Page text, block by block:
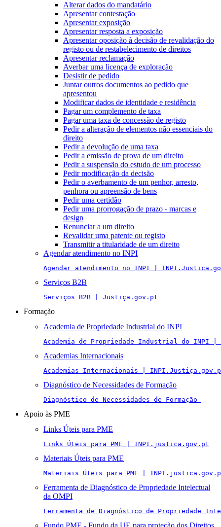
Alterar dados do mandatário
Apresentar contestação
Apresentar exposição
Apresentar resposta a exposição
Apresentar oposição à decisão de revalidação do
registo ou de restabelecimento de direitos
Apresentar reclamação
Averbar uma licença de exploração
Desistir de pedido
Juntar outros documentos ao pedido que
apresentou
Modificar dados de identidade e residência
Pagar um complemento de taxa
Pagar uma taxa de concessão de registo
Pedir a alteração de elementos não essenciais do
direito
Pedir a devolução de uma taxa
Pedir a emissão de prova de um direito
Pedir a suspensão do estudo de um processo
Pedir modificação da decisão
Pedir o averbamento de um penhor, arresto,
penhora ou apreensão de bens
Pedir uma certidão
Pedir uma prorrogação de prazo - marcas e
design
Renunciar a um direito
Revalidar uma patente ou registo
Transmitir a titularidade de um direito
Agendar atendimento no INPI
Agendar atendimento no INPI |
Serviços B2B
Serviços B2B | Justiça.gov.pt
Formação
Academia de Propriedade Industrial do INPI
Academia de Propriedade Industrial do INPI
Academias Internacionais
Academias Internacionais |
Diagnóstico de Necessidades de Formação
Diagnóstico de Necessidades de Formação
Apoio às PME
Links Úteis para PME
Links Úteis para PME | INPI.justica.gov.pt
Materiais Úteis para PME
Materiais Úteis para PME |
Ferramenta de Diagnóstico de Propriedade Intelectual
da OMPI
Ferramenta de Diagnóstico de Propriedade
Fundo PME - Fundo da UE para proteção dos Direitos